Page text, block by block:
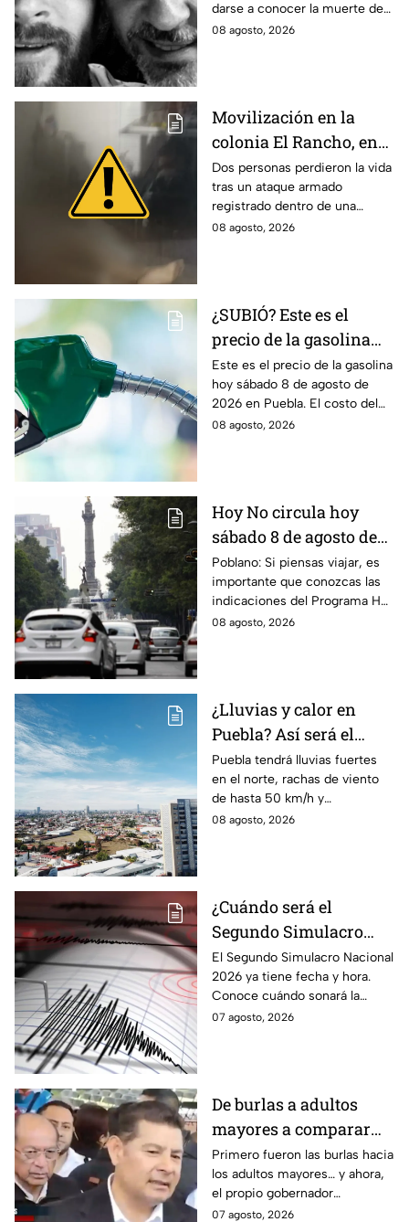
darse a conocer la muerte de
Jorge, padre de Lionel Messi, a
08 agosto, 2026
Movilización en la
colonia El Rancho, en
San Matías
Tlalancaleca, Puebla;
reportan dos personas
sin vida
Dos personas perdieron la vida
tras un ataque armado
registrado dentro de una
vivienda ubicada en la colonia
08 agosto, 2026
¿SUBIÓ? Este es el
precio de la gasolina
Puebla hoy sábado 8 de
agosto de 2026
Este es el precio de la gasolina
hoy sábado 8 de agosto de
2026 en Puebla. El costo del
combustible cambia todos los
08 agosto, 2026
Hoy No circula hoy
sábado 8 de agosto de
2026: ¿Qué autos no
transitan en la CDMX y
EdoMex?
Poblano: Si piensas viajar, es
importante que conozcas las
indicaciones del Programa Hoy
No Circula HOY sábado 8 de
08 agosto, 2026
¿Lluvias y calor en
Puebla? Así será el
clima HOY sábado 8 de
agosto
Puebla tendrá lluvias fuertes
en el norte, rachas de viento
de hasta 50 km/h y
temperaturas de hasta 40 °C
08 agosto, 2026
¿Cuándo será el
Segundo Simulacro
Nacional 2026? A esta
hora sonará la alerta
sísmica
El Segundo Simulacro Nacional
2026 ya tiene fecha y hora.
Conoce cuándo sonará la
alerta sísmica y qué ocurrirá
07 agosto, 2026
De burlas a adultos
mayores a comparar
Puebla con Palestina:
Alejandro Armenta se
disculpa “a modo” por
Primero fueron las burlas hacia
los adultos mayores… y ahora,
el propio gobernador
morenista Alejandro Armenta
07 agosto, 2026